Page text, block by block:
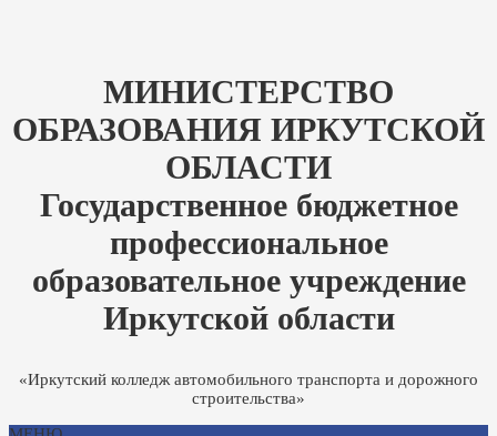
МИНИСТЕРСТВО
ОБРАЗОВАНИЯ ИРКУТСКОЙ
ОБЛАСТИ
Государственное бюджетное
профессиональное
образовательное учреждение
Иркутской области
«Иркутский колледж автомобильного транспорта и дорожного
строительства»